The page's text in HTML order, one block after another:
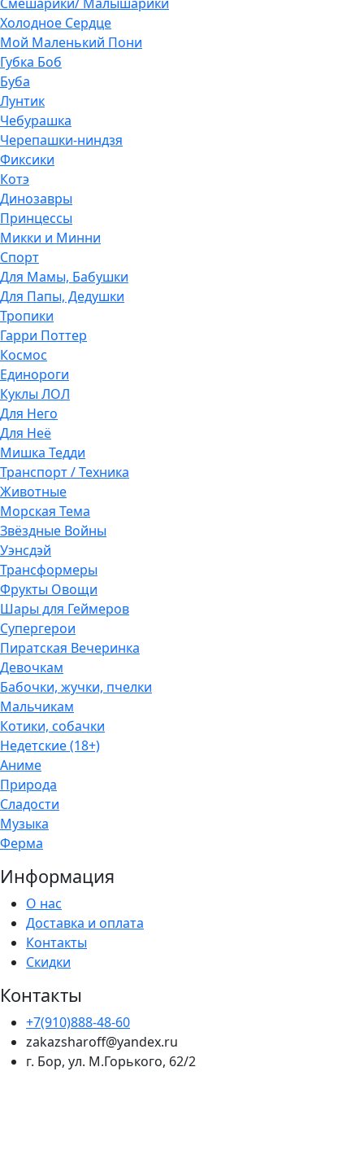
Холодное Сердце
Мой Маленький Пони
Губка Боб
Буба
Лунтик
Чебурашка
Черепашки-ниндзя
Фиксики
Котэ
Динозавры
Принцессы
Микки и Минни
Спорт
Для Мамы, Бабушки
Для Папы, Дедушки
Тропики
Гарри Поттер
Космос
Единороги
Куклы ЛОЛ
Для Него
Для Неё
Мишка Тедди
Транспорт / Техника
Животные
Морская Тема
Звёздные Войны
Уэнсдэй
Трансформеры
Фрукты Овощи
Шары для Геймеров
Супергерои
Пиратская Вечеринка
Девочкам
Бабочки, жучки, пчелки
Мальчикам
Котики, собачки
Недетские (18+)
Аниме
Природа
Сладости
Музыка
Ферма
Информация
О нас
Доставка и оплата
Контакты
Скидки
Контакты
+7(910)888-48-60
zakazsharoff@yandex.ru
г. Бор, ул. М.Горького, 62/2